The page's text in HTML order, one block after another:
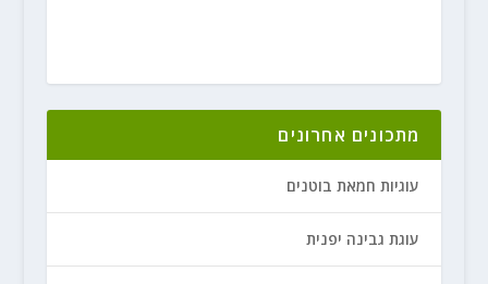
מתכונים אחרונים
עוגיות חמאת בוטנים
עוגת גבינה יפנית